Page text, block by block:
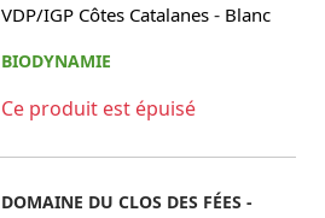
VDP/IGP Côtes Catalanes - Blanc
BIODYNAMIE
Ce produit est épuisé
DOMAINE DU CLOS DES FÉES -